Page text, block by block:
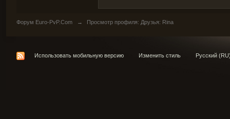
Форум Euro-PvP.Com → Просмотр профиля: Друзья: Rina
Использовать мобильную версию Изменить стиль Русский